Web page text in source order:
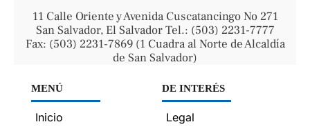
11 Calle Oriente y Avenida Cuscatancingo No 271
San Salvador, El Salvador Tel.: (503) 2231-7777
Fax: (503) 2231-7869 (1 Cuadra al Norte de Alcaldía
de San Salvador)
MENÚ
Inicio
DE INTERÉS
Legal